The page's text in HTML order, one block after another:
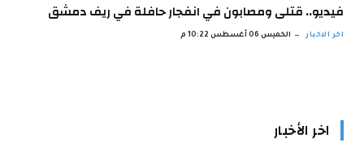
فيديو.. قتلى ومصابون في انفجار حافلة في ريف دمشق
اخر الاخبار الخميس 06 أغسطس 10:22 م
اخر الأخبار